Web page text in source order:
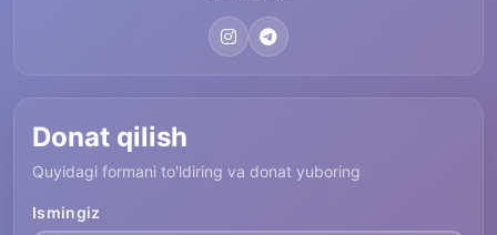
Donat qilish
Quyidagi formani to'ldiring va donat yuboring
Ismingiz